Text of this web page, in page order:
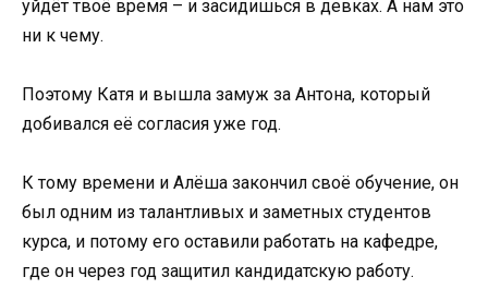
уйдёт твоё время – и засидишься в девках. А нам это
ни к чему.
Поэтому Катя и вышла замуж за Антона, который
добивался её согласия уже год.
К тому времени и Алёша закончил своё обучение, он
был одним из талантливых и заметных студентов
курса, и потому его оставили работать на кафедре,
где он через год защитил кандидатскую работу.